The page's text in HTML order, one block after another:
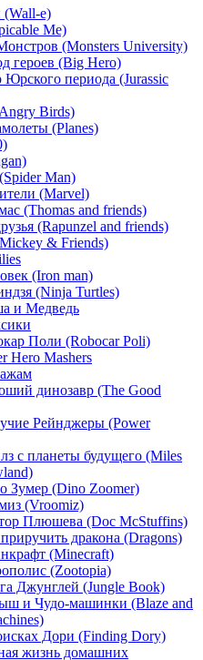
e)
Me)
(Monsters University)
героев (Big Hero)
периода (Jurassic
Birds)
(Planes)
Man)
(Marvel)
(Thomas and friends)
(Rapunzel and friends)
& Friends)
(Iron man)
(Ninja Turtles)
и Медведь
Поли (Robocar Poli)
Hero Mashers
динозавр (The Good
Рейнджеры (Power
с планеты будущего (Miles
Зумер (Dino Zoomer)
(Vroomiz)
Плюшева (Doc McStuffins)
дракона (Dragons)
(Minecraft)
(Zootopia)
Джунглей (Jungle Book)
и Чудо-машинки (Blaze and
Дори (Finding Dory)
жизнь домашних